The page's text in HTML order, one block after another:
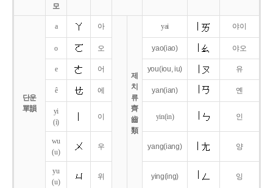
모
단운
單韻
a 아
제
치
류
齊
齒
類
yai 야이
o 오 yao(iao) 야오
e 어 you(iou,iu) 유
ê 에 yan(ian) 옌
yi
(i)
이 yin(in) 인
wu
(u)
우 yang(iang) 양
yu
(u)
위 ying(ing) 잉